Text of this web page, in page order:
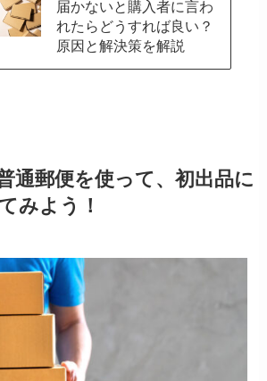
届かないと購入者に言わ
れたらどうすれば良い？
原因と解決策を解説
通郵便を使って、初出品に
みよう！